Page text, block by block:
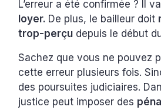
L’erreur a été confirmée ? Il
loyer. De plus, le bailleur doit
trop-perçu depuis le début
Sachez que vous ne pouvez
cette erreur plusieurs fois.
des poursuites judiciaires.
justice peut imposer des